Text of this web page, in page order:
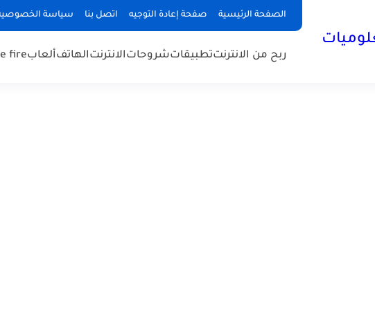
الصفحة الرئيسية صفحة إعادة التوجيه اتصل بنا سياسة
ربح من الانترنتتطبيقاتشروحاتالانترنتالهاتفألعابfire